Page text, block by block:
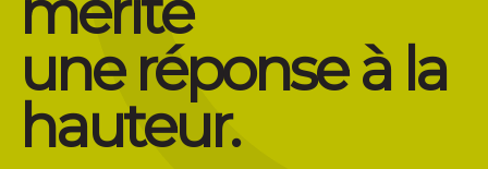
une réponse à la
hauteur.